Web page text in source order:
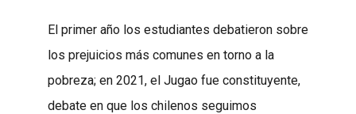
El primer año los estudiantes debatieron sobre
los prejuicios más comunes en torno a la
pobreza; en 2021, el Jugao fue constituyente,
debate en que los chilenos seguimos